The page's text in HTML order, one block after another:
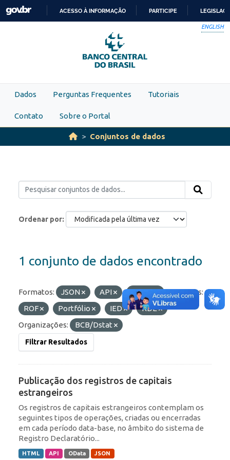
Skip to main content
PARA
O
CONTEÚDO
ACESSO À INFORMAÇÃO PARTICIPE
ENGLISH
Dados Perguntas Frequentes Tutoriais
Contato Sobre o Portal
Conjuntos de dados
Ordenar por
1 conjunto de dados encontrado
Formatos: JSON API OData
Etiquetas:
ROF
Portfólio IED
RDE
Organizações:
BCB/Dstat
Filtrar Resultados
Publicação dos registros de capitais
estrangeiros
Os registros de capitais estrangeiros contemplam os
seguintes tipos de operações, criadas ou encerradas
em cada período data-base, no âmbito do sistema de
Registro Declaratório...
HTML API OData JSON